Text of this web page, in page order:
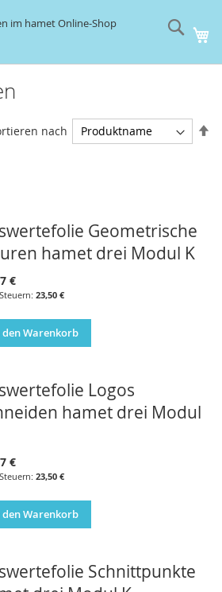
im hamet Online-Shop
nach
Geometrische
hamet drei Modul K
€
23,50 €
den Warenkorb
VERGLEICHSLISTELogos
hamet drei Modul
€
23,50 €
den Warenkorb
VERGLEICHSLISTESchnittpunkte